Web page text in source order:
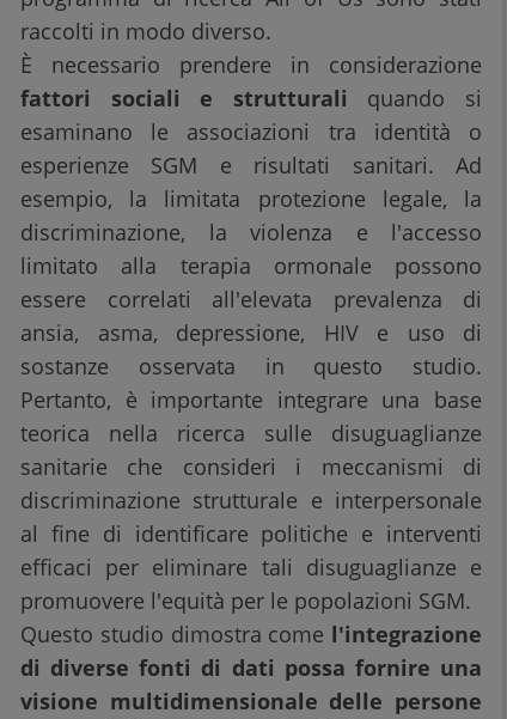
raccolti in modo diverso.
È necessario prendere in considerazione
fattori sociali e strutturali quando si
esaminano le associazioni tra identità o
esperienze SGM e risultati sanitari. Ad
esempio, la limitata protezione legale, la
discriminazione, la violenza e l'accesso
limitato alla terapia ormonale possono
essere correlati all'elevata prevalenza di
ansia, asma, depressione, HIV e uso di
sostanze osservata in questo studio.
Pertanto, è importante integrare una base
teorica nella ricerca sulle disuguaglianze
sanitarie che consideri i meccanismi di
discriminazione strutturale e interpersonale
al fine di identificare politiche e interventi
efficaci per eliminare tali disuguaglianze e
promuovere l'equità per le popolazioni SGM.
Questo studio dimostra come l'integrazione
di diverse fonti di dati possa fornire una
visione multidimensionale delle persone